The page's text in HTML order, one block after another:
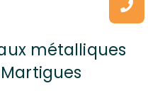
métalliques